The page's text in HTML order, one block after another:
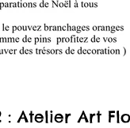
: Atelier Art